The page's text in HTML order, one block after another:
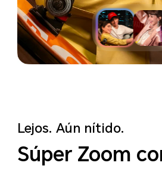
Lejos. Aún nítido.
Súper Zoom